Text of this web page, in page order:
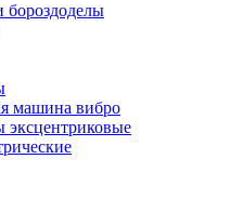
машина вибро